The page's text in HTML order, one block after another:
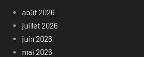
août 2026
juillet 2026
juin 2026
mai 2026